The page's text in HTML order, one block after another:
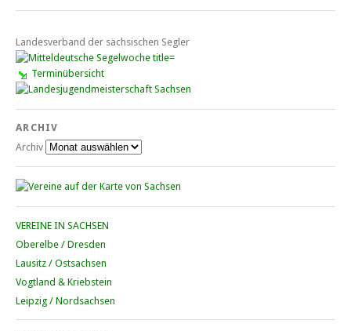
Landesverband der sächsischen Segler
Terminübersicht
ARCHIV
Archiv
VEREINE IN SACHSEN
Oberelbe / Dresden
Lausitz / Ostsachsen
Vogtland & Kriebstein
Leipzig / Nordsachsen